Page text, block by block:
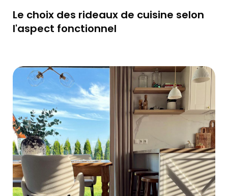
Le choix des rideaux de cuisine selon
l'aspect fonctionnel